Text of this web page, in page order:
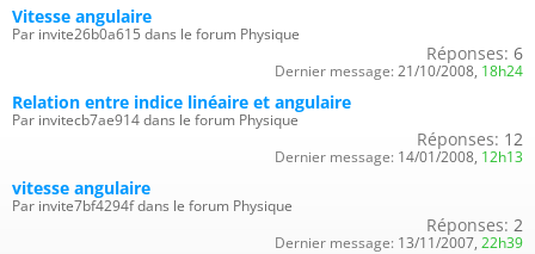
Vitesse angulaire
Par invite26b0a615 dans le forum Physique
Réponses: 6
Dernier message: 21/10/2008, 18h24
Relation entre indice linéaire et angulaire
Par invitecb7ae914 dans le forum Physique
Réponses: 12
Dernier message: 14/01/2008, 12h13
vitesse angulaire
Par invite7bf4294f dans le forum Physique
Réponses: 2
Dernier message: 13/11/2007, 22h39